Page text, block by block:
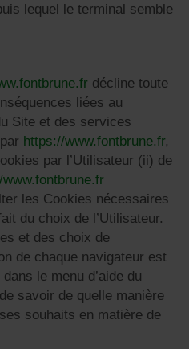
lequel le terminal semble
décline toute
liées au
Site et des services
https://www.fontbrune.fr,
par l’Utilisateur (ii) de
les Cookies nécessaires
du choix de l’Utilisateur.
et des choix de
de chaque navigateur est
le menu d’aide du
savoir de quelle manière
souhaits en matière de